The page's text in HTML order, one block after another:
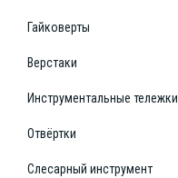
Гайковерты
Верстаки
Инструментальные тележки
Отвёртки
Слесарный инструмент